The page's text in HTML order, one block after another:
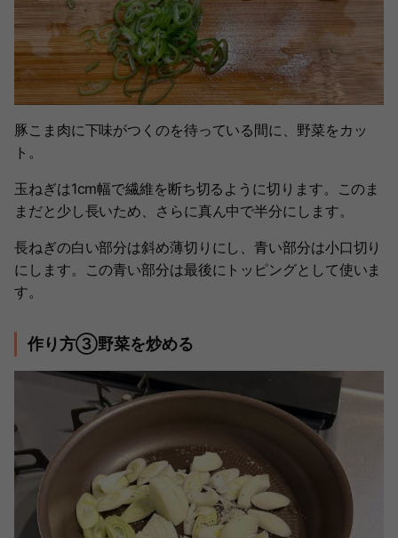
豚こま肉に下味がつくのを待っている間に、野菜をカッ
ト。
玉ねぎは1cm幅で繊維を断ち切るように切ります。このま
まだと少し長いため、さらに真ん中で半分にします。
長ねぎの白い部分は斜め薄切りにし、青い部分は小口切り
にします。この青い部分は最後にトッピングとして使いま
す。
作り方③野菜を炒める